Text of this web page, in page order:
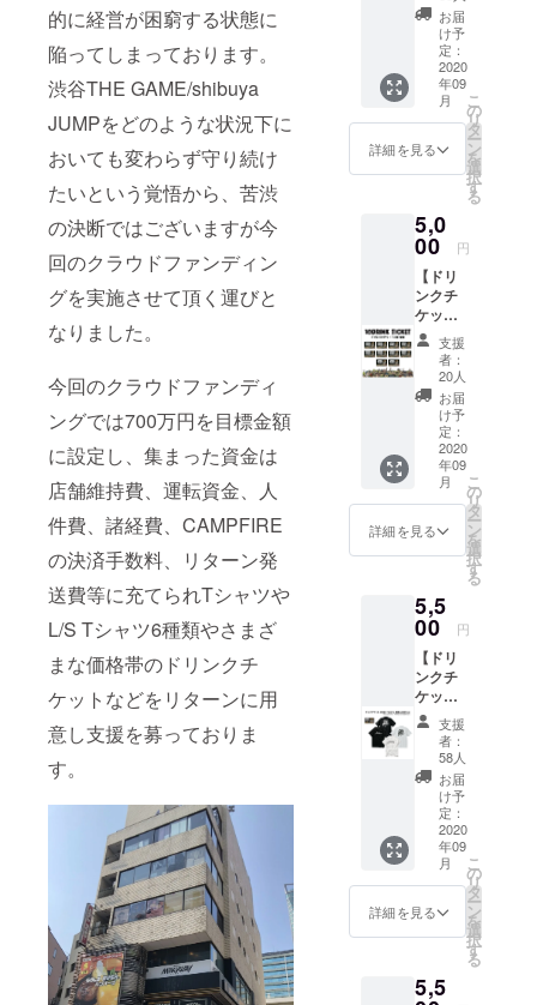
的に経営が困窮する状態に
陥ってしまっております。
渋谷THE GAME/shibuya
JUMPをどのような状況下に
おいても変わらず守り続け
たいという覚悟から、苦渋
の決断ではございますが今
回のクラウドファンディン
グを実施させて頂く運びと
なりました。
今回のクラウドファンディ
ングでは700万円を目標金額
に設定し、集まった資金は
店舗維持費、運転資金、人
件費、諸経費、CAMPFIRE
の決済手数料、リターン発
送費等に充てられTシャツや
L/S Tシャツ6種類やさまざ
まな価格帯のドリンクチ
ケットなどをリターンに用
意し支援を募っておりま
す。
はニッ
クネー
ム)を備
考欄へ
ご記入
くださ
掲載不
要の方
【不
要】と
ご記入
くださ
い。 ※
ご支援
をして
いただ
く際に
『上乗
せ支
援』を
するこ
とがで
きま
都合許
す場合
ご支援
頂けま
すと大
変嬉し
いで
す。
T13/
ANIMA
LIA /
HEDWi
NG /
GRAVY
SOURC
E /
ANE ス
テッ
カー8枚
SET。 ●
壁面ポ
スター
へのお
名前掲
載。 ※
掲載可
能な方
はお名
前(又は
ニック
ネーム)
を備考
欄へご
掲載不
要の方
は備考
欄へ
【不
要】と
ご記入
くださ
い。 ※
ご支援
をして
いただ
く際に
『上乗
せ支
するこ
とがで
都合許
支援】
● エコ
バック1
枚。 ・
素材:ポ
リエス
テル ・
バッグ
サイズ
(約)
mm/高
さ:530
mm(底
マチ
130mm
) ● ドリ
ンクチ
ケット1
期限は
営業再
開から
6ヶ月以
内。 ●
壁面ポ
スター
へのお
な方は
お名前
(又は
ニック
ネーム)
を備考
欄へご
記入く
ださ
い。 ※
掲載不
要の方
は備考
欄へ
【不
要】と
ご記入
お届
け予
定：
2020
年09
月
詳細を見る
こ
の
リ
タ
ー
ン
を
選
択
す
る
5,0
00 円
【ドリ
ンクチ
ケット
(10枚)
支援】
●ドリン
クチ
ケット
10枚 有
効期限
は営業
再開か
ら6ヶ月
以内。
● 壁面
ポス
のお名
前掲
載。 ※
掲載可
能な方
はお名
前(又は
ニック
ネーム)
を備考
欄へご
記入く
ださ
い。 ※
掲載不
要の方
は備考
ご記入
支援
者：
20人
お届
け予
定：
2020
年09
月
詳細を見る
こ
の
リ
タ
ー
ン
を
選
択
す
る
5,5
00 円
【ドリ
ンクチ
ケット
(1枚)＋
Tシャツ
支援
(JUMP-
A-)】 ●
JUMP-
A-Tシャ
イズ：
M / L /
XL /
XXL ●
ドリン
ケット1
支援
者：
58人
お届
け予
定：
2020
年09
月
詳細を見る
こ
の
リ
タ
ー
ン
を
選
択
す
る
5,5